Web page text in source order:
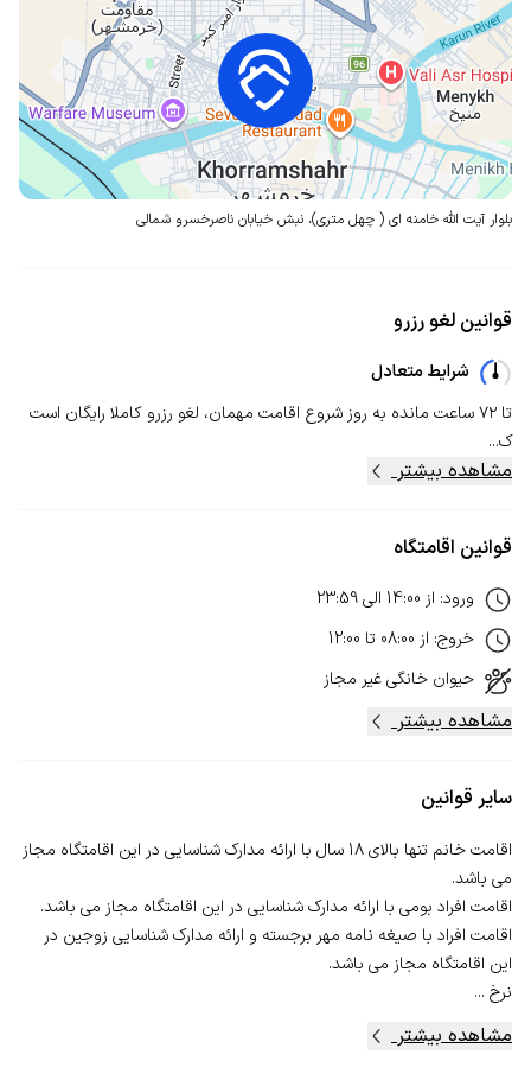
بلوار آیت الله خامنه ای ( چهل متری)، نبش خیابان ناصرخسرو شمالی
قوانین لغو رزرو
شرایط متعادل
تا ۷۲ ساعت مانده به روز شروع اقامت مهمان، لغو رزرو کاملا رایگان است
ک...
مشاهده بیشتر
قوانین اقامتگاه
ورود: از 14:00 الی23:59
خروج: از 08:00 تا 12:00
حیوان خانگیغیر مجاز
مشاهده بیشتر
سایر قوانین
اقامت خانم تنها بالای 18 سال با ارائه مدارک شناسایی در این اقامتگاه مجاز
اقامت افراد با صیغه نامه مهر برجسته و ارائه مدارک شناسایی زوجین در
نرخ ...
مشاهده بیشتر